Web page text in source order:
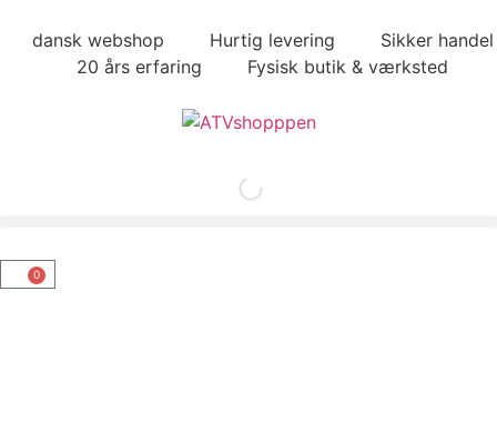
dansk webshop Hurtig levering
Sikker handel
20 års erfaring
Fysisk butik & værksted
0